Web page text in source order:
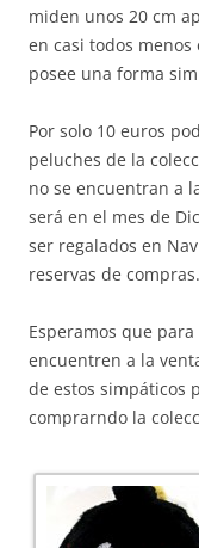
miden unos 20 cm
en casi todos
posee una forma
Por solo 10 euros
peluches de la
no se encuentran a
será en el mes de
ser regalados en
reservas de compras.
Esperamos que
encuentren a la
de estos simpáticos
comprarndo la